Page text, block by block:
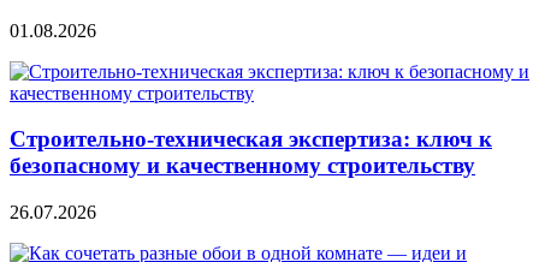
01.08.2026
Строительно‑техническая экспертиза: ключ к
безопасному и качественному строительству
26.07.2026